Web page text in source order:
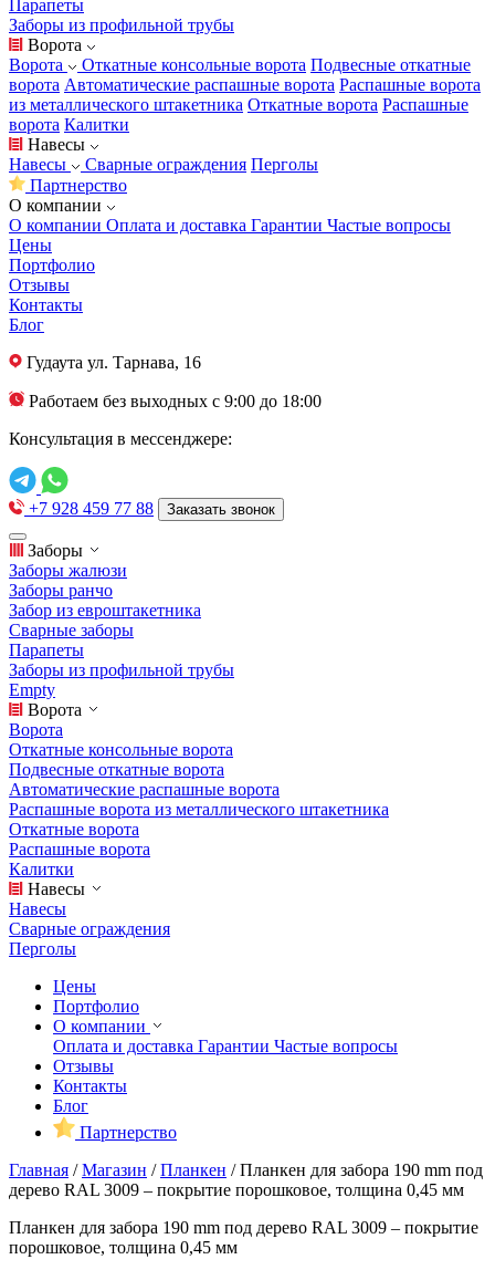
Парапеты
Заборы из профильной трубы
Ворота
Ворота
Откатные консольные ворота Подвесные откатные
ворота Автоматические распашные ворота Распашные ворота
из металлического штакетника Откатные ворота Распашные
ворота Калитки
Навесы
Навесы
Сварные ограждения Перголы
Партнерство
О компании
О компании Оплата и доставка Гарантии Частые вопросы
Цены
Портфолио
Отзывы
Контакты
Блог
Гудаута ул. Тарнава, 16
Работаем без выходных с 9:00 до 18:00
Консультация в мессенджере:
+7 928 459 77 88 Заказать звонок
Заборы
Заборы жалюзи
Заборы ранчо
Забор из евроштакетника
Сварные заборы
Парапеты
Заборы из профильной трубы
Empty
Ворота
Ворота
Откатные консольные ворота
Подвесные откатные ворота
Автоматические распашные ворота
Распашные ворота из металлического штакетника
Откатные ворота
Распашные ворота
Калитки
Навесы
Навесы
Сварные ограждения
Перголы
Цены
Портфолио
О компании
Оплата и доставка Гарантии Частые вопросы
Отзывы
Контакты
Блог
Партнерство
Главная /Магазин /Планкен /Планкен для забора 190 mm под
дерево RAL 3009 – покрытие порошковое, толщина 0,45 мм
Планкен для забора 190 mm под дерево RAL 3009 – покрытие
порошковое, толщина 0,45 мм